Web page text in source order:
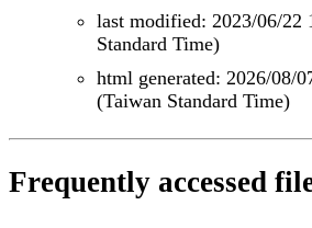
last modified: 2023/06/22
Standard Time)
html generated: 2026/08/
(Taiwan Standard Time)
Frequently accessed